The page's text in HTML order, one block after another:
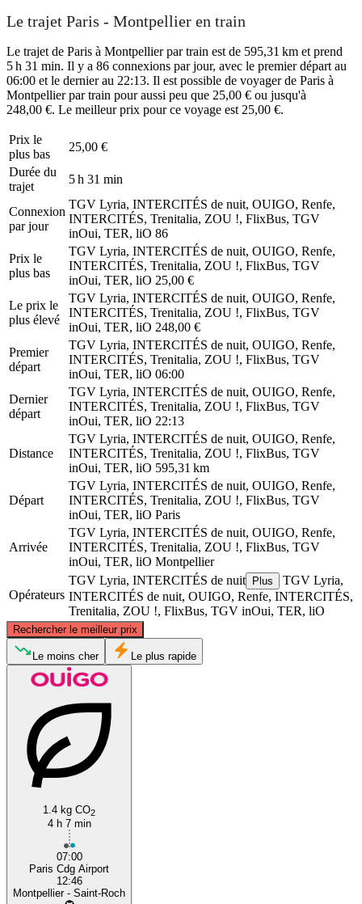
Le trajet Paris - Montpellier en train
Le trajet de Paris à Montpellier par train est de 595,31 km et prend
5 h 31 min. Il y a 86 connexions par jour, avec le premier départ au
06:00 et le dernier au 22:13. Il est possible de voyager de Paris à
Montpellier par train pour aussi peu que 25,00 € ou jusqu'à
248,00 €. Le meilleur prix pour ce voyage est 25,00 €.
Prix ​​le
plus bas
25,00 €
Durée du
trajet
5 h 31 min
Connexion
par jour
TGV Lyria, INTERCITÉS de nuit, OUIGO, Renfe,
INTERCITÉS, Trenitalia, ZOU !, FlixBus, TGV
inOui, TER, liO 86
Prix ​​le
plus bas
TGV Lyria, INTERCITÉS de nuit, OUIGO, Renfe,
INTERCITÉS, Trenitalia, ZOU !, FlixBus, TGV
inOui, TER, liO 25,00 €
Le prix le
plus élevé
TGV Lyria, INTERCITÉS de nuit, OUIGO, Renfe,
INTERCITÉS, Trenitalia, ZOU !, FlixBus, TGV
inOui, TER, liO 248,00 €
Premier
départ
TGV Lyria, INTERCITÉS de nuit, OUIGO, Renfe,
INTERCITÉS, Trenitalia, ZOU !, FlixBus, TGV
inOui, TER, liO 06:00
Dernier
départ
TGV Lyria, INTERCITÉS de nuit, OUIGO, Renfe,
INTERCITÉS, Trenitalia, ZOU !, FlixBus, TGV
inOui, TER, liO 22:13
Distance
TGV Lyria, INTERCITÉS de nuit, OUIGO, Renfe,
INTERCITÉS, Trenitalia, ZOU !, FlixBus, TGV
inOui, TER, liO 595,31 km
Départ
TGV Lyria, INTERCITÉS de nuit, OUIGO, Renfe,
INTERCITÉS, Trenitalia, ZOU !, FlixBus, TGV
inOui, TER, liO Paris
Arrivée
TGV Lyria, INTERCITÉS de nuit, OUIGO, Renfe,
INTERCITÉS, Trenitalia, ZOU !, FlixBus, TGV
inOui, TER, liO Montpellier
Opérateurs
TGV Lyria, INTERCITÉS de nuit Plus
TGV Lyria,
INTERCITÉS de nuit, OUIGO, Renfe, INTERCITÉS,
Trenitalia, ZOU !, FlixBus, TGV inOui, TER, liO
Rechercher le meilleur prix
©CARTO , ©OpenStreetMapcontributors
Le moins cher Le plus rapide
1.4 kg CO2
4 h 7 min
07:00
Paris Cdg Airport
12:46
Montpellier - Saint-Roch